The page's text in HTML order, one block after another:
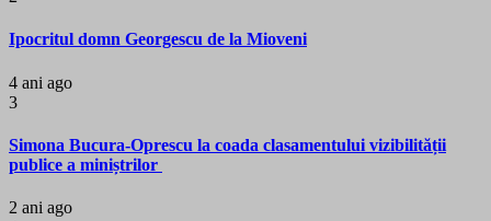
Ipocritul domn Georgescu de la Mioveni
4 ani ago
3
Simona Bucura-Oprescu la coada clasamentului vizibilității
publice a miniștrilor
2 ani ago